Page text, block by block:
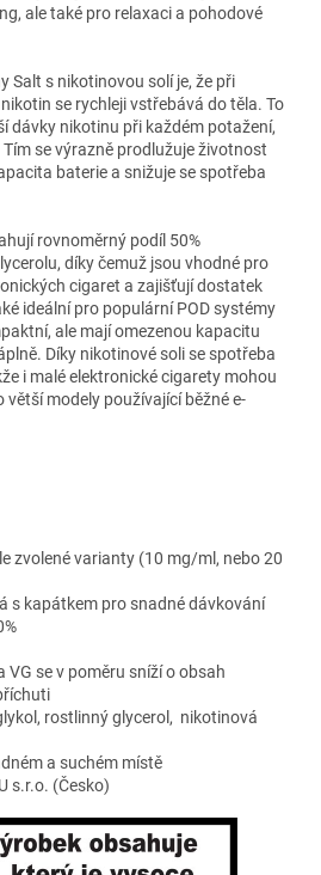
ale také pro relaxaci a pohodové
Salt s nikotinovou solí je, že při
se rychleji vstřebává do těla. To
dávky nikotinu při každém potažení,
se výrazně prodlužuje životnost
baterie a snižuje se spotřeba
rovnoměrný podíl 50%
díky čemuž jsou vhodné pro
cigaret a zajišťují dostatek
ideální pro populární POD systémy
ale mají omezenou kapacitu
Díky nikotinové soli se spotřeba
i malé elektronické cigarety mohou
modely používající běžné e-
zvolené varianty (10 mg/ml, nebo 20
s kapátkem pro snadné dávkování
VG se v poměru sníží o obsah
rostlinný glycerol, nikotinová
a suchém místě
s.r.o. (Česko)